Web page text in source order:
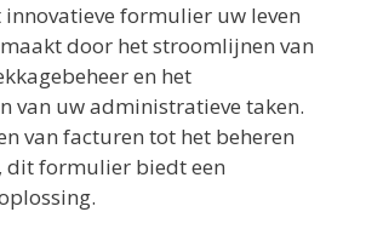
formulier uw leven
door het stroomlijnen van
en het
van uw administratieve taken.
van facturen tot het beheren
dit formulier biedt een